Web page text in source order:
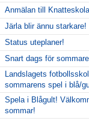
Anmälan till
Järla blir ännu
Status uteplaner!
Snart dags för
Landslagets
sommarens spel i blå/
Spela i Blågult!
sommar!